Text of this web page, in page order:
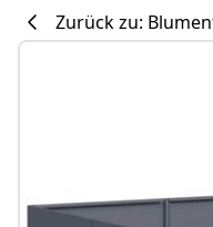
Zurück zu: